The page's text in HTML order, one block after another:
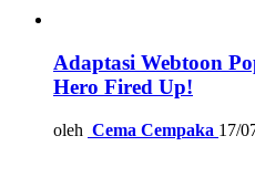
Adaptasi Webtoon
Hero Fired Up!
oleh Cema Cempaka 17/